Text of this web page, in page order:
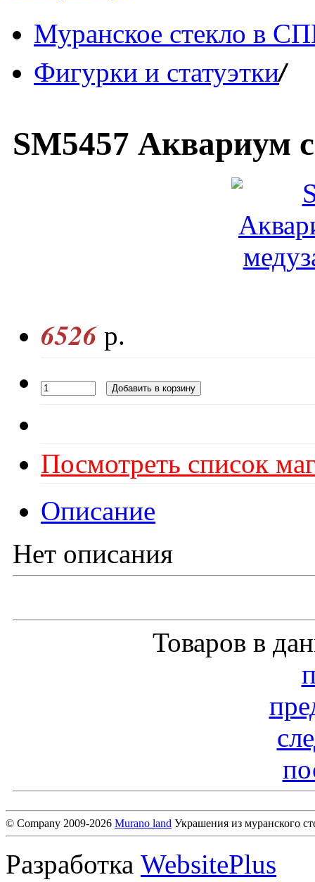
Муранское стекло в
Фигурки и статуэтки/
SM5457 Аквариум
6526 р.
Посмотреть список
Описание
Нет описания
Товаров в
© Company 2009-2026 Murano land Украшения из муранского
Разработка WebsitePlus